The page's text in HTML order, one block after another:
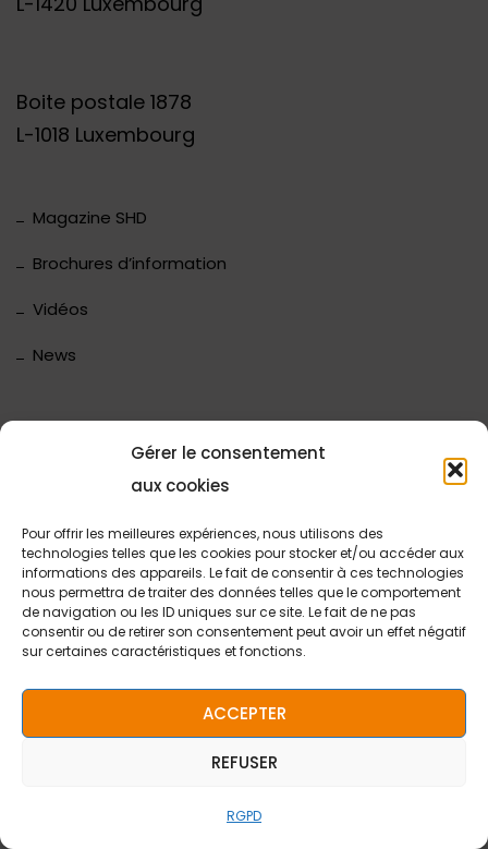
Gérer le consentement
aux cookies
Pour offrir les meilleures expériences, nous utilisons des
technologies telles que les cookies pour stocker et/ou accéder aux
informations des appareils. Le fait de consentir à ces technologies
nous permettra de traiter des données telles que le comportement
de navigation ou les ID uniques sur ce site. Le fait de ne pas
consentir ou de retirer son consentement peut avoir un effet négatif
sur certaines caractéristiques et fonctions.
ACCEPTER
REFUSER
RGPD
40 20 80
Boite postale 1878
L-1018 Luxembourg
Magazine SHD
Brochures d’information
Vidéos
News
Jobs
Français
Copyright © 2026 Stëftung Hëllef Doheem.